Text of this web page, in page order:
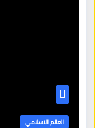
العالم الاسلامي